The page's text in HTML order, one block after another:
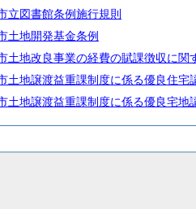
立図書館条例施行規則
土地開発基金条例
土地改良事業の経費の賦課徴収に関
土地譲渡益重課制度に係る優良住宅
土地譲渡益重課制度に係る優良宅地